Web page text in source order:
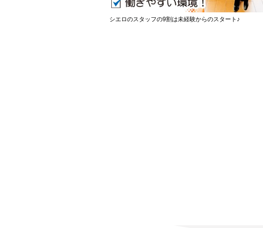
シエロのスタッフの9割は未経験からのスタート♪